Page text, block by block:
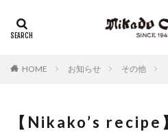
HOME お知らせ その他
【Nikako’s recipe
リキッドコーヒー
チーズケーキ